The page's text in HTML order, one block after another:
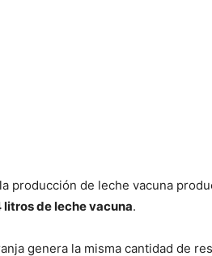
producción de leche vacuna
de leche vacuna.
genera la misma cantidad de